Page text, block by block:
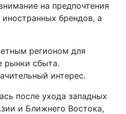
на предпочтения
брендов, а
регионом для
рынки сбыта.
интерес.
после ухода западных
и Ближнего Востока,